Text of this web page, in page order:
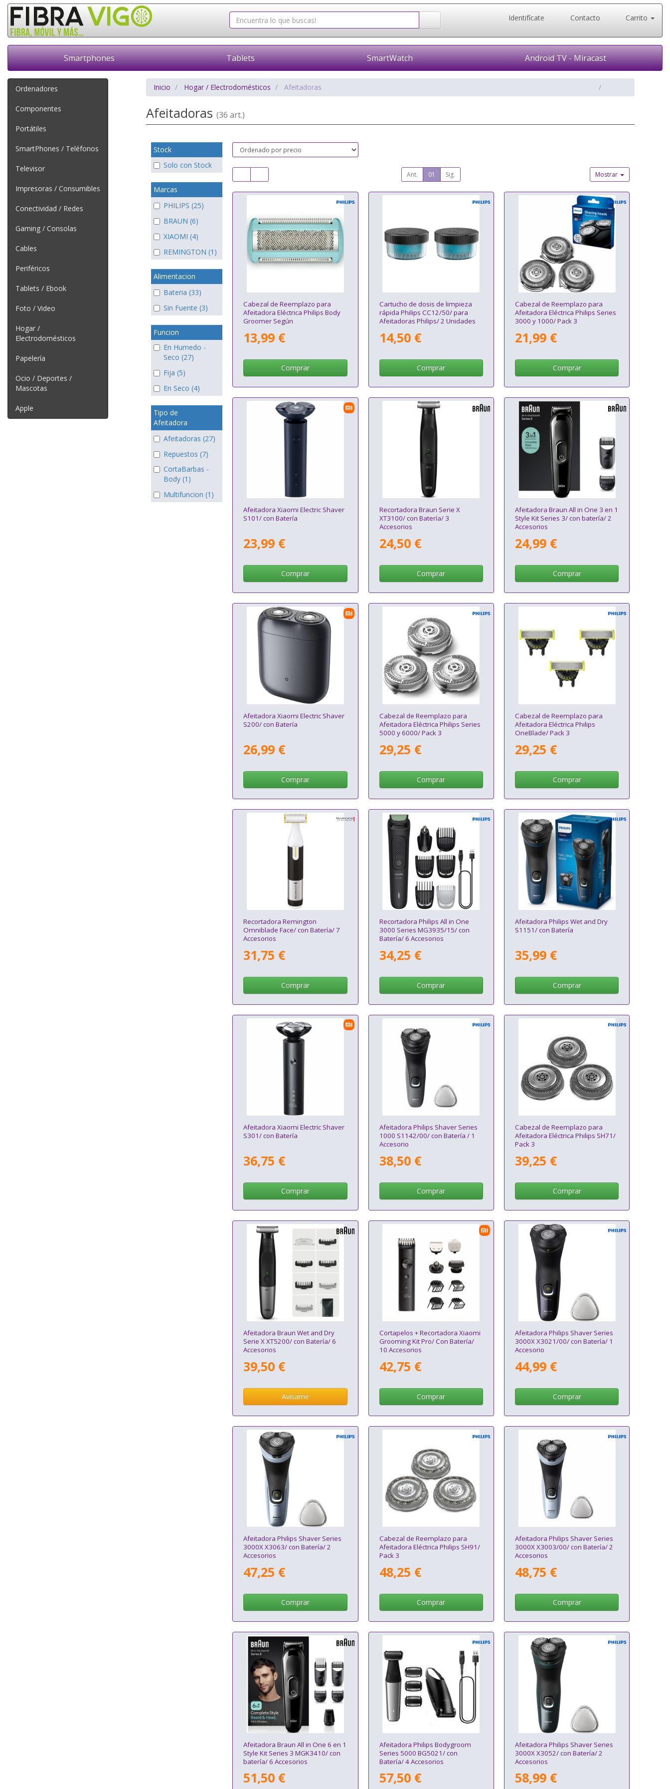
Identifícate Contacto Carrito
Smartphones Tablets SmartWatch Android TV - Miracast
Ordenadores
Componentes
Portátiles
SmartPhones / Teléfonos
Televisor
Impresoras / Consumibles
Conectividad / Redes
Gaming / Consolas
Cables
Periféricos
Tablets / Ebook
Foto / Video
Hogar /
Electrodomésticos
Papelería
Ocio / Deportes /
Mascotas
Apple
Inicio Hogar / Electrodomésticos Afeitadoras
Afeitadoras (36 art.)
Stock
Solo con Stock
Marcas
PHILIPS (25)
BRAUN (6)
XIAOMI (4)
REMINGTON (1)
Alimentacion
Bateria (33)
Sin Fuente (3)
Funcion
En Humedo -
Seco (27)
Fija (5)
En Seco (4)
Tipo de
Afeitadora
Afeitadoras (27)
Repuestos (7)
CortaBarbas -
Body (1)
Multifuncion (1)
Ant. 01 Sig. Mostrar
Cabezal de Reemplazo para
Afeitadora Eléctrica Philips Body
Groomer Según
13,99 €
Comprar
Cartucho de dosis de limpieza
rápida Philips CC12/50/ para
Afeitadoras Philips/ 2 Unidades
14,50 €
Comprar
Cabezal de Reemplazo para
Afeitadora Eléctrica Philips Series
3000 y 1000/ Pack 3
21,99 €
Comprar
Afeitadora Xiaomi Electric Shaver
S101/ con Batería
23,99 €
Comprar
Recortadora Braun Serie X
XT3100/ con Batería/ 3
Accesorios
24,50 €
Comprar
Afeitadora Braun All in One 3 en 1
Style Kit Series 3/ con batería/ 2
Accesorios
24,99 €
Comprar
Afeitadora Xiaomi Electric Shaver
S200/ con Batería
26,99 €
Comprar
Cabezal de Reemplazo para
Afeitadora Eléctrica Philips Series
5000 y 6000/ Pack 3
29,25 €
Comprar
Cabezal de Reemplazo para
Afeitadora Eléctrica Philips
OneBlade/ Pack 3
29,25 €
Comprar
Recortadora Remington
Omniblade Face/ con Batería/ 7
Accesorios
31,75 €
Comprar
Recortadora Philips All in One
3000 Series MG3935/15/ con
Batería/ 6 Accesorios
34,25 €
Comprar
Afeitadora Philips Wet and Dry
S1151/ con Batería
35,99 €
Comprar
Afeitadora Xiaomi Electric Shaver
S301/ con Batería
36,75 €
Comprar
Afeitadora Philips Shaver Series
1000 S1142/00/ con Batería / 1
Accesorio
38,50 €
Comprar
Cabezal de Reemplazo para
Afeitadora Eléctrica Philips SH71/
Pack 3
39,25 €
Comprar
Afeitadora Braun Wet and Dry
Serie X XT5200/ con Batería/ 6
Accesorios
39,50 €
Avísame
Cortapelos + Recortadora Xiaomi
Grooming Kit Pro/ Con Batería/
10 Accesorios
42,75 €
Comprar
Afeitadora Philips Shaver Series
3000X X3021/00/ con Batería/ 1
Accesorio
44,99 €
Comprar
Afeitadora Philips Shaver Series
3000X X3063/ con Batería/ 2
Accesorios
47,25 €
Comprar
Cabezal de Reemplazo para
Afeitadora Eléctrica Philips SH91/
Pack 3
48,25 €
Comprar
Afeitadora Philips Shaver Series
3000X X3003/00/ con Batería/ 2
Accesorios
48,75 €
Comprar
Afeitadora Braun All in One 6 en 1
Style Kit Series 3 MGK3410/ con
batería/ 6 Accesorios
51,50 €
Afeitadora Philips Bodygroom
Series 5000 BG5021/ con
Batería/ 4 Accesorios
57,50 €
Afeitadora Philips Shaver Series
3000X X3052/ con Batería/ 2
Accesorios
58,99 €